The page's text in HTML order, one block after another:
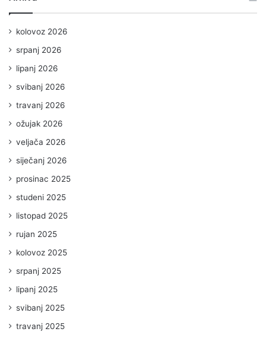
kolovoz 2026
srpanj 2026
lipanj 2026
svibanj 2026
travanj 2026
ožujak 2026
veljača 2026
siječanj 2026
prosinac 2025
studeni 2025
listopad 2025
rujan 2025
kolovoz 2025
srpanj 2025
lipanj 2025
svibanj 2025
travanj 2025